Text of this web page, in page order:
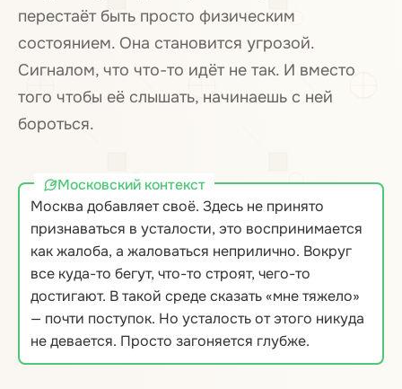
перестаёт быть просто физическим
состоянием. Она становится угрозой.
Сигналом, что что-то идёт не так. И вместо
того чтобы её слышать, начинаешь с ней
бороться.
Московский контекст
Москва добавляет своё. Здесь не принято
признаваться в усталости, это воспринимается
как жалоба, а жаловаться неприлично. Вокруг
все куда-то бегут, что-то строят, чего-то
достигают. В такой среде сказать «мне тяжело»
— почти поступок. Но усталость от этого никуда
не девается. Просто загоняется глубже.